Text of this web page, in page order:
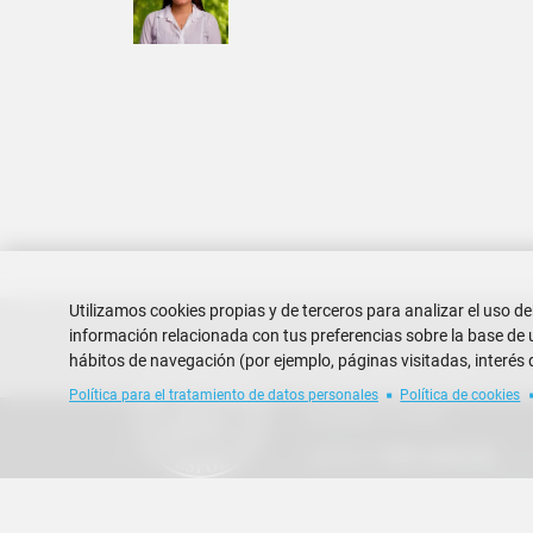
Escuela Superior Politécnica
Campus Gustavo Galindo
Utilizamos cookies propias y de terceros para analizar el uso
información relacionada con tus preferencias sobre la base
hábitos de navegación (por ejemplo, páginas visitadas, interés
Política para el tratamiento de datos personales Política de cookies